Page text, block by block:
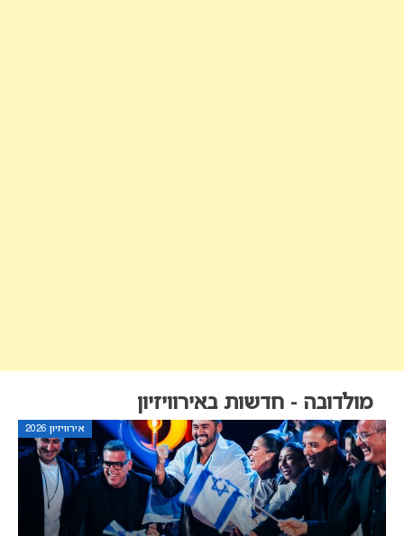
מולדובה - חדשות באירוויזיון
אירוויזיון 2026